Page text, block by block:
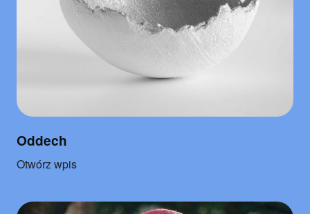
Oddech
Otwórz wpiso